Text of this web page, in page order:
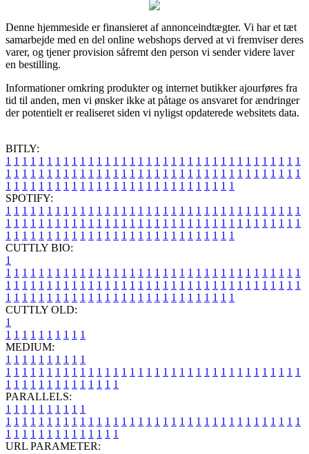
Denne hjemmeside er finansieret af annonceindtægter. Vi har et tæt
samarbejde med en del online webshops derved at vi fremviser deres
varer, og tjener provision såfremt den person vi sender videre laver
en bestilling.
Informationer omkring produkter og internet butikker ajourføres fra
tid til anden, men vi ønsker ikke at påtage os ansvaret for ændringer
der potentielt er realiseret siden vi nyligst opdaterede websitets data.
BITLY:
1 1 1 1 1 1 1 1 1 1 1 1 1 1 1 1 1 1 1 1 1 1 1 1 1 1 1 1 1 1 1 1 1 1 1 1
1 1 1 1 1 1 1 1 1 1 1 1 1 1 1 1 1 1 1 1 1 1 1 1 1 1 1 1 1 1 1 1 1 1 1 1
1 1 1 1 1 1 1 1 1 1 1 1 1 1 1 1 1 1 1 1 1 1 1 1 1 1 1 1
SPOTIFY:
1 1 1 1 1 1 1 1 1 1 1 1 1 1 1 1 1 1 1 1 1 1 1 1 1 1 1 1 1 1 1 1 1 1 1 1
1 1 1 1 1 1 1 1 1 1 1 1 1 1 1 1 1 1 1 1 1 1 1 1 1 1 1 1 1 1 1 1 1 1 1 1
1 1 1 1 1 1 1 1 1 1 1 1 1 1 1 1 1 1 1 1 1 1 1 1 1 1 1 1
CUTTLY BIO:
1
1 1 1 1 1 1 1 1 1 1 1 1 1 1 1 1 1 1 1 1 1 1 1 1 1 1 1 1 1 1 1 1 1 1 1 1
1 1 1 1 1 1 1 1 1 1 1 1 1 1 1 1 1 1 1 1 1 1 1 1 1 1 1 1 1 1 1 1 1 1 1 1
1 1 1 1 1 1 1 1 1 1 1 1 1 1 1 1 1 1 1 1 1 1 1 1 1 1 1 1
CUTTLY OLD:
1
1 1 1 1 1 1 1 1 1 1
MEDIUM:
1 1 1 1 1 1 1 1 1 1
1 1 1 1 1 1 1 1 1 1 1 1 1 1 1 1 1 1 1 1 1 1 1 1 1 1 1 1 1 1 1 1 1 1 1 1
1 1 1 1 1 1 1 1 1 1 1 1 1 1
PARALLELS:
1 1 1 1 1 1 1 1 1 1
1 1 1 1 1 1 1 1 1 1 1 1 1 1 1 1 1 1 1 1 1 1 1 1 1 1 1 1 1 1 1 1 1 1 1 1
1 1 1 1 1 1 1 1 1 1 1 1 1 1
URL PARAMETER: